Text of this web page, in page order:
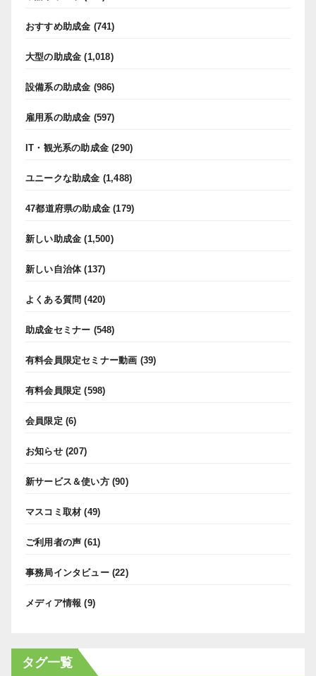
おすすめ助成金 (741)
大型の助成金 (1,018)
設備系の助成金 (986)
雇用系の助成金 (597)
IT・観光系の助成金 (290)
ユニークな助成金 (1,488)
47都道府県の助成金 (179)
新しい助成金 (1,500)
新しい自治体(137)
よくある質問 (420)
助成金セミナー (548)
有料会員限定セミナー動画 (39)
有料会員限定 (598)
会員限定 (6)
お知らせ(207)
新サービス＆使い方(90)
マスコミ取材 (49)
ご利用者の声 (61)
事務局インタビュー(22)
メディア情報 (9)
タグ一覧